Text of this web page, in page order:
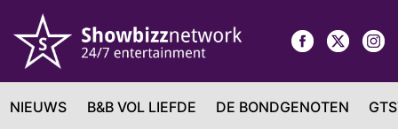
NIEUWS B&B VOL LIEFDE DE BONDGENOTEN